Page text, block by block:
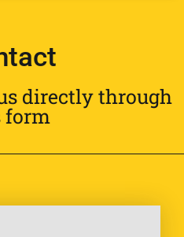
directly through
form